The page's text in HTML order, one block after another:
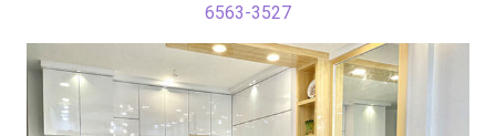
6563-3527